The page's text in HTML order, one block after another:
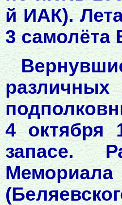
й ИАК).
3
4 октября
запасе.